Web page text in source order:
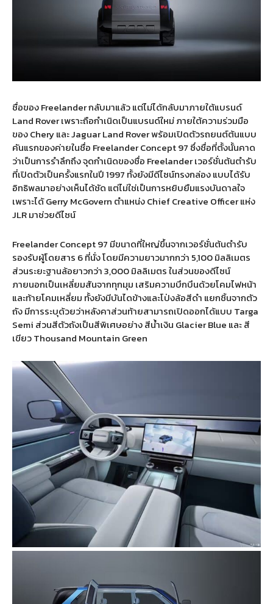
ชื่อของ Freelander กลับมาแล้ว แต่ไม่ได้กลับมาภายใต้แบรนด์
Land Rover เพราะถือกำเนิดเป็นแบรนด์ใหม่ ภายใต้ความร่วมมือ
ของ Chery และ Jaguar Land Rover พร้อมเปิดตัวรถยนต์ต้นแบบ
คันแรกของค่ายในชื่อ Freelander Concept 97 ซึ่งชื่อที่ตั้งนั้นคาด
ว่าเป็นการรำลึกถึง จุดกำเนิดของชื่อ Freelander เวอร์ชั่นต้นตำรับ
ที่เปิดตัวเป็นครั้งแรกในปี 1997 ทั้งยังมีดีไซน์ทรงกล่อง แบบได้รับ
อิทธิพลมาอย่างเห็นได้ชัด แต่ไม่ใช่เป็นการหยิบยืมแรงบันดาลใจ
เพราะได้ Gerry McGovern ตำแหน่ง Chief Creative Officer แห่ง
JLR มาช่วยดีไซน์
Freelander Concept 97 มีขนาดที่ใหญ่ขึ้นจากเวอร์ชั่นต้นตำรับ
รองรับผู้โดยสาร 6 ที่นั่ง โดยมีความยาวมากกว่า 5,100 มิลลิเมตร
ส่วนระยะฐานล้อยาวกว่า 3,000 มิลลิเมตร ในส่วนของดีไซน์
ภายนอกเป็นเหลี่ยมสันจากทุกมุม เสริมความบึกบึนด้วยโคมไฟหน้า
และท้ายโคมเหลี่ยม ทั้งยังมีบันไดข้างและโป่งล้อสีดำ แยกชิ้นจากตัว
ถัง มีการระบุด้วยว่าหลังคาส่วนท้ายสามารถเปิดออกได้แบบ Targa
Semi ส่วนสีตัวถังเป็นสีพิเศษอย่าง สีน้ำเงิน Glacier Blue และ สี
เขียว Thousand Mountain Green